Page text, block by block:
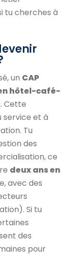
tu cherches à
un CAP
hôtel-café-
Cette
service et à
Tu
des
ce
deux ans en
avec des
Si tu
des
pour